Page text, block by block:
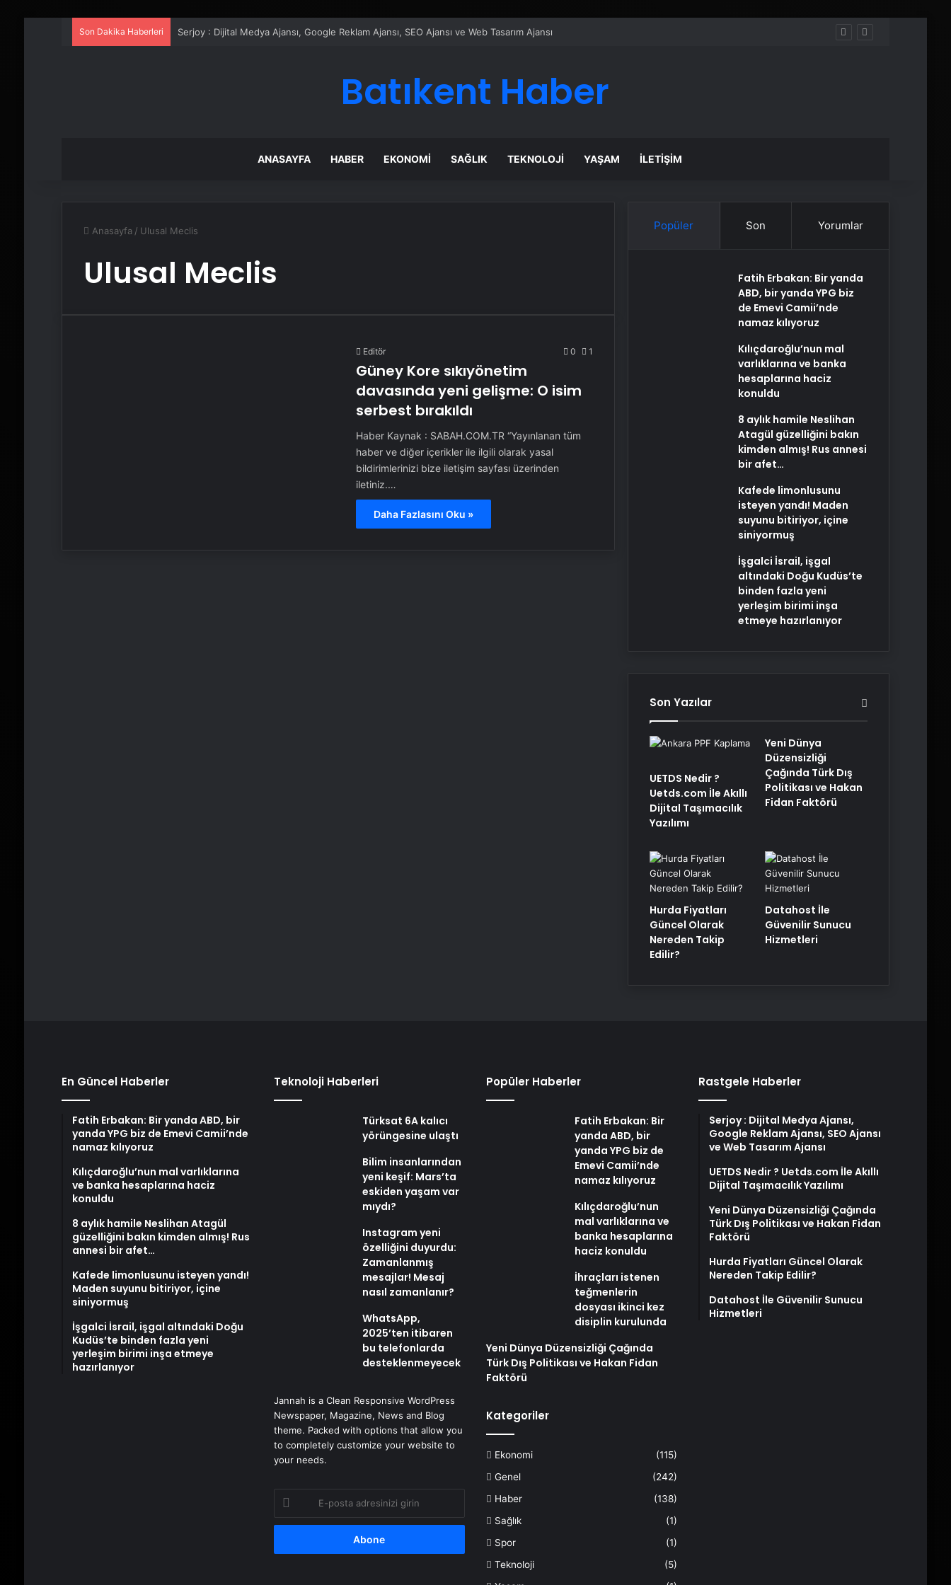
Son Dakika Haberleri Serjoy : Dijital Medya Ajansı, Google Reklam Ajansı, SEO Ajansı ve Web Tasarım Ajansı
Batıkent Haber
ANASAYFA HABER EKONOMI SAĞLIK TEKNOLOJI YAŞAM İLETIŞIM
Anasayfa / Ulusal Meclis
Ulusal Meclis
Editör 0 1
Güney Kore sıkıyönetim
davasında yeni gelişme: O isim
serbest bırakıldı
Haber Kaynak : SABAH.COM.TR “Yayınlanan tüm
haber ve diğer içerikler ile ilgili olarak yasal
bildirimlerinizi bize iletişim sayfası üzerinden
iletiniz.…
Daha Fazlasını Oku »
Popüler Son Yorumlar
Fatih Erbakan: Bir yanda
ABD, bir yanda YPG biz
de Emevi Camii’nde
namaz kılıyoruz
Kılıçdaroğlu’nun mal
varlıklarına ve banka
hesaplarına haciz
konuldu
8 aylık hamile Neslihan
Atagül güzelliğini bakın
kimden almış! Rus annesi
bir afet…
Kafede limonlusunu
isteyen yandı! Maden
suyunu bitiriyor, içine
siniyormuş
İşgalci İsrail, işgal
altındaki Doğu Kudüs’te
binden fazla yeni
yerleşim birimi inşa
etmeye hazırlanıyor
Son Yazılar
UETDS Nedir ?
Uetds.com İle Akıllı
Dijital Taşımacılık
Yazılımı
Yeni Dünya
Düzensizliği
Çağında Türk Dış
Politikası ve Hakan
Fidan Faktörü
Hurda Fiyatları
Güncel Olarak
Nereden Takip
Edilir?
Datahost İle
Güvenilir Sunucu
Hizmetleri
En Güncel Haberler
Fatih Erbakan: Bir yanda ABD, bir
yanda YPG biz de Emevi Camii’nde
namaz kılıyoruz
Kılıçdaroğlu’nun mal varlıklarına
ve banka hesaplarına haciz
konuldu
8 aylık hamile Neslihan Atagül
güzelliğini bakın kimden almış! Rus
annesi bir afet…
Kafede limonlusunu isteyen yandı!
Maden suyunu bitiriyor, içine
siniyormuş
İşgalci İsrail, işgal altındaki Doğu
Kudüs’te binden fazla yeni
yerleşim birimi inşa etmeye
hazırlanıyor
Teknoloji Haberleri
Türksat 6A kalıcı
yörüngesine ulaştı
Bilim insanlarından
yeni keşif: Mars’ta
eskiden yaşam var
mıydı?
Instagram yeni
özelliğini duyurdu:
Zamanlanmış
mesajlar! Mesaj
nasıl zamanlanır?
WhatsApp,
2025’ten itibaren
bu telefonlarda
desteklenmeyecek
Jannah is a Clean Responsive WordPress
Newspaper, Magazine, News and Blog
theme. Packed with options that allow you
to completely customize your website to
your needs.
posta
adresinizi
Popüler Haberler
Fatih Erbakan: Bir
yanda ABD, bir
yanda YPG biz de
Emevi Camii’nde
namaz kılıyoruz
Kılıçdaroğlu’nun
mal varlıklarına ve
banka hesaplarına
haciz konuldu
İhraçları istenen
teğmenlerin
dosyası ikinci kez
disiplin kurulunda
Yeni Dünya Düzensizliği Çağında
Türk Dış Politikası ve Hakan Fidan
Faktörü
Kategoriler
Ekonomi
(115)
Genel
(242)
Haber
(138)
Sağlık
(1)
Spor
(1)
Teknoloji
(5)
Rastgele Haberler
Serjoy : Dijital Medya Ajansı,
Google Reklam Ajansı, SEO Ajansı
ve Web Tasarım Ajansı
UETDS Nedir ? Uetds.com İle Akıllı
Dijital Taşımacılık Yazılımı
Yeni Dünya Düzensizliği Çağında
Türk Dış Politikası ve Hakan Fidan
Faktörü
Hurda Fiyatları Güncel Olarak
Nereden Takip Edilir?
Datahost İle Güvenilir Sunucu
Hizmetleri